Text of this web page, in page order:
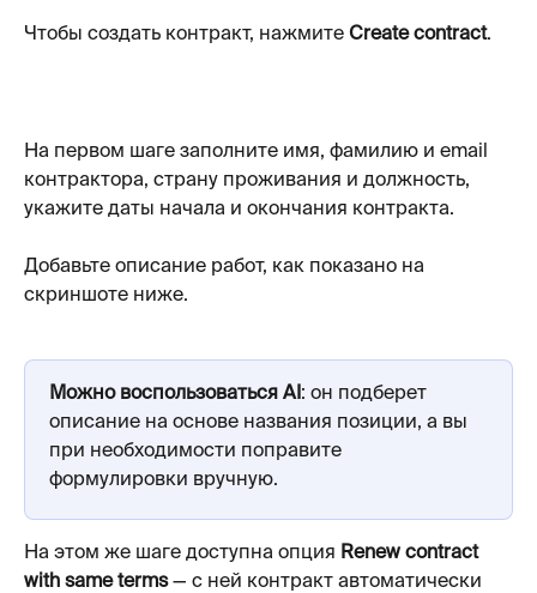
Чтобы создать контракт, нажмите Create contract.
На первом шаге заполните имя, фамилию и email
контрактора, страну проживания и должность,
укажите даты начала и окончания контракта.
Добавьте описание работ, как показано на
скриншоте ниже.
Можно воспользоваться AI : он подберет
описание на основе названия позиции, а вы
при необходимости поправите
формулировки вручную.
На этом же шаге доступна опция Renew contract
with same terms — с ней контракт автоматически